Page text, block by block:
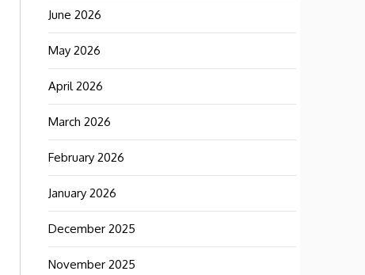
June 2026
May 2026
April 2026
March 2026
February 2026
January 2026
December 2025
November 2025